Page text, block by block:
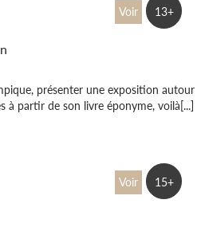
présenter une exposition autour
à partir de son livre éponyme, voilà[...]
Voir 13+
Voir 15+